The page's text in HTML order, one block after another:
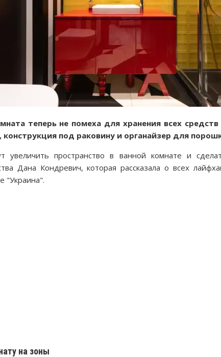
теперь не помеха для хранения всех
под раковину и органайзер для
увеличить пространство в ванной комнате и
Дана Кондревич, которая рассказала о всех
"Украина".
на зоны